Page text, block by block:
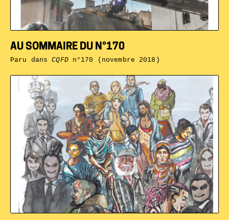
AU SOMMAIRE DU N°170
Paru dansCQFDn°170 (novembre 2018)